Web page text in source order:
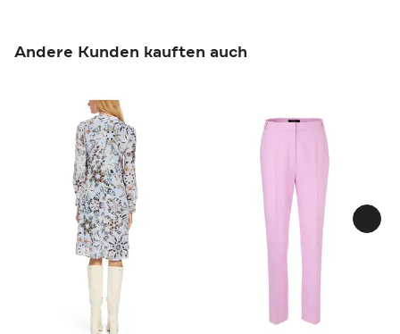
Andere Kunden kauften auch